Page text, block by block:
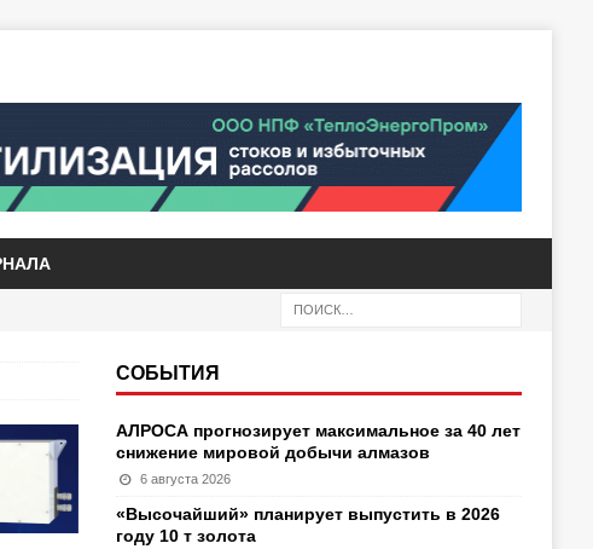
СОБЫТИЯ
АЛРОСА прогнозирует максимальное за 40 лет
снижение мировой добычи алмазов
6 августа 2026
«Высочайший» планирует выпустить в 2026
году 10 т золота